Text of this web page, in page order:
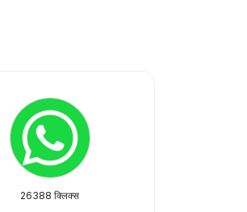
26388 क्लिक्स